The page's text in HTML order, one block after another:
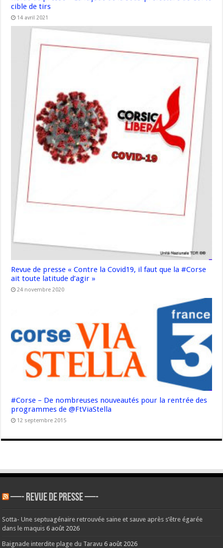
cible de tirs
14 avril 2021
Revue de presse « Contre la Covid19, il faut que la #Corse
ait toute latitude d’agir »
24 novembre 2020
#Corse – De nombreuses nouveautés pour la rentrée des
programmes de @FtViaStella
12 septembre 2015
—- REVUE DE PRESSE —-
Sotta- Une septuagénaire retrouvée saine et sauve après s’être égarée
dans le maquis 6 août 2026
Baignade interdite plage du Taravu 6 août 2026